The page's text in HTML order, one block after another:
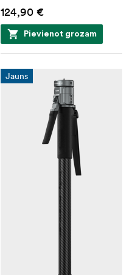
124,90 €
Pievienot grozam
Jauns